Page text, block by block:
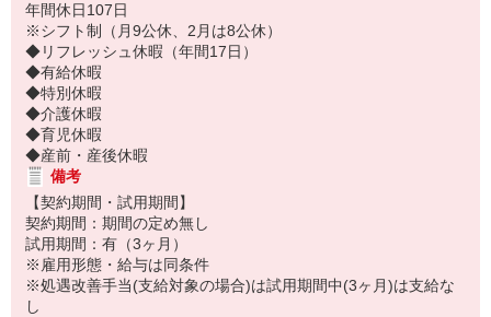
年間休日107日
※シフト制（月9公休、2月は8公休）
◆リフレッシュ休暇（年間17日）
◆有給休暇
◆特別休暇
◆介護休暇
◆育児休暇
◆産前・産後休暇
備考
【契約期間・試用期間】
契約期間：期間の定め無し
試用期間：有（3ヶ月）
※雇用形態・給与は同条件
※処遇改善手当(支給対象の場合)は試用期間中(3ヶ月)は支給な
し